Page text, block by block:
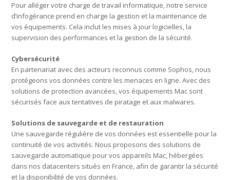
Pour alléger votre charge de travail informatique, notre service
d’infogérance prend en charge la gestion et la maintenance de
vos équipements. Cela inclut les mises à jour logicielles, la
supervision des performances et la gestion de la sécurité.
Cybersécurité
En partenariat avec des acteurs reconnus comme Sophos, nous
protégeons vos données contre les menaces en ligne. Avec des
solutions de protection avancées, vos équipements Mac sont
sécurisés face aux tentatives de piratage et aux malwares.
Solutions de sauvegarde et de restauration
Une sauvegarde régulière de vos données est essentielle pour la
continuité de vos activités. Nous proposons des solutions de
sauvegarde automatique pour vos appareils Mac, hébergées
dans nos datacenters situés en France, afin de garantir la sécurité
et la disponibilité de vos données.